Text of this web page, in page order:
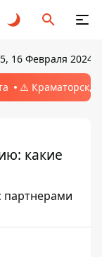
16 Февраля 2024
⚠️ Краматорск,
какие
партнерами